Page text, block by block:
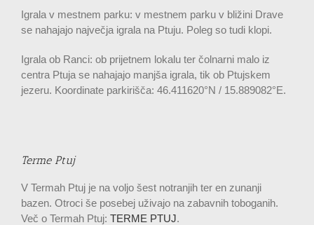
Igrala v mestnem parku: v mestnem parku v bližini Drave
se nahajajo največja igrala na Ptuju. Poleg so tudi klopi.
Igrala ob Ranci: ob prijetnem lokalu ter čolnarni malo iz
centra Ptuja se nahajajo manjša igrala, tik ob Ptujskem
jezeru. Koordinate parkirišča: 46.411620°N / 15.889082°E.
Terme Ptuj
V Termah Ptuj je na voljo šest notranjih ter en zunanji
bazen. Otroci še posebej uživajo na zabavnih toboganih.
Več o Termah Ptuj: TERME PTUJ.